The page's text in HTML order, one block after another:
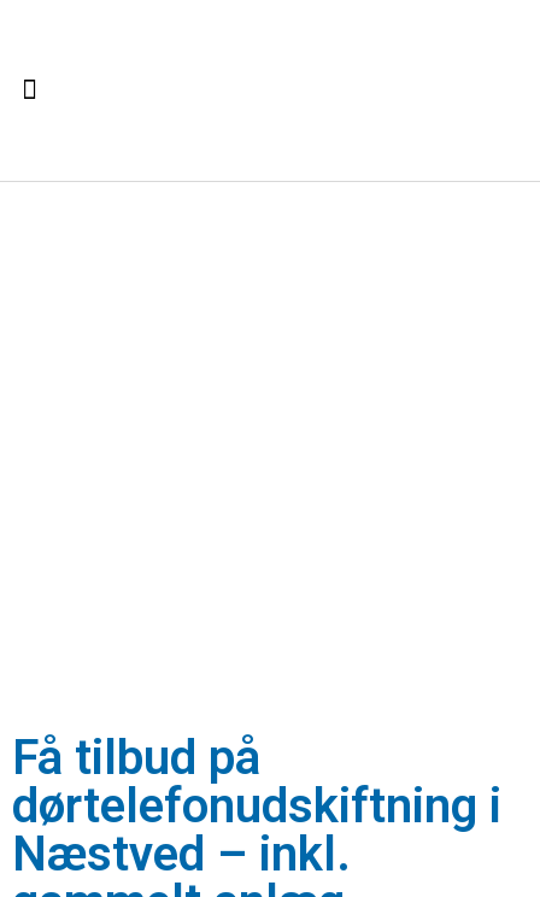
Få tilbud på
dørtelefonudskiftning i
Næstved – inkl.